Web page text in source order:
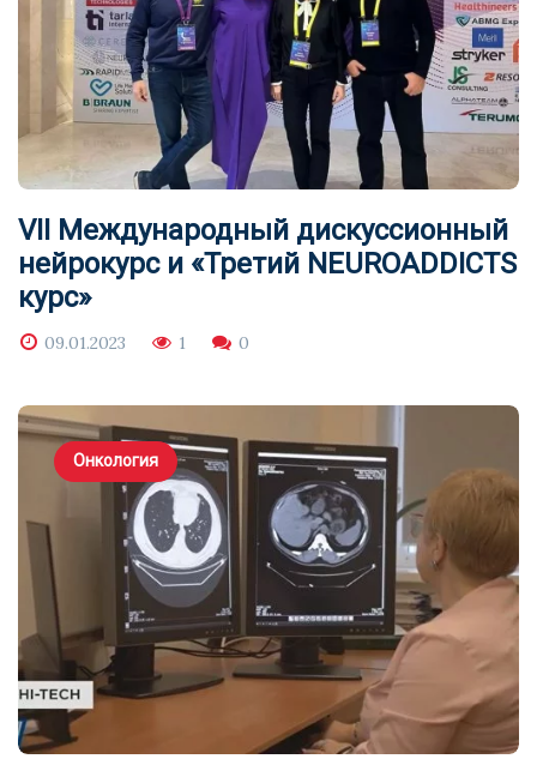
VII Международный дискуссионный
нейрокурс и «Третий NEUROADDICTS
курс»
09.01.2023 1 0
Онкология